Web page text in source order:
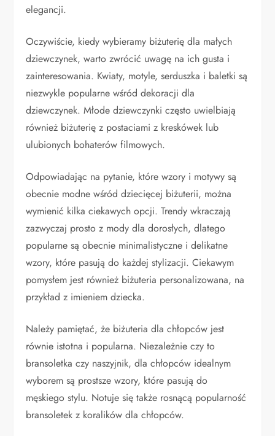
elegancji.
Oczywiście, kiedy wybieramy biżuterię dla małych
dziewczynek, warto zwrócić uwagę na ich gusta i
zainteresowania. Kwiaty, motyle, serduszka i baletki są
niezwykle popularne wśród dekoracji dla
dziewczynek. Młode dziewczynki często uwielbiają
również biżuterię z postaciami z kreskówek lub
ulubionych bohaterów filmowych.
Odpowiadając na pytanie, które wzory i motywy są
obecnie modne wśród dziecięcej biżuterii, można
wymienić kilka ciekawych opcji. Trendy wkraczają
zazwyczaj prosto z mody dla dorosłych, dlatego
popularne są obecnie minimalistyczne i delikatne
wzory, które pasują do każdej stylizacji. Ciekawym
pomysłem jest również biżuteria personalizowana, na
przykład z imieniem dziecka.
Należy pamiętać, że biżuteria dla chłopców jest
równie istotna i popularna. Niezależnie czy to
bransoletka czy naszyjnik, dla chłopców idealnym
wyborem są prostsze wzory, które pasują do
męskiego stylu. Notuje się także rosnącą popularność
bransoletek z koralików dla chłopców.